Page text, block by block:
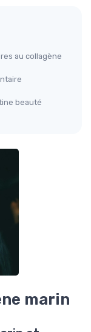
au collagène
beauté
marin